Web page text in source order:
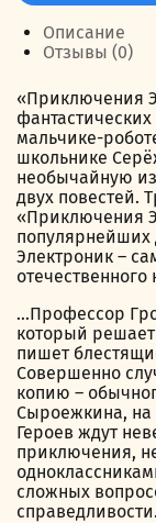
неуловимый
друг
Описание
Отзывы (0)
«Приключения
мальчике-
школьнике
необычайную
двух повестей.
«Приключения
популярнейших
Электроник –
…Профессор
который
пишет
Совершенно
копию –
Сыроежкина, на
Героев ждут
приключения,
сложных